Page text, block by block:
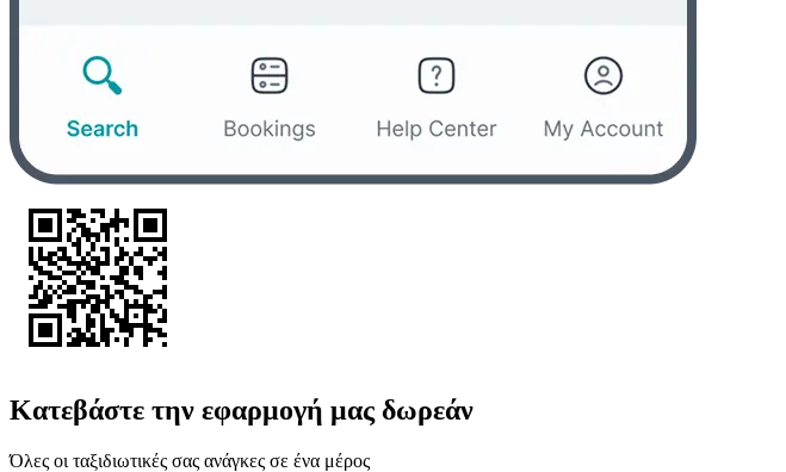
Κατεβάστε την εφαρμογή μας δωρεάν
Όλες οι ταξιδιωτικές σας ανάγκες σε ένα μέρος